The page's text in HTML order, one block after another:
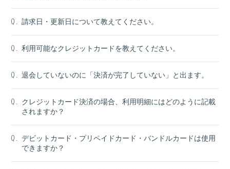
Q. 請求日・更新日について教えてください。
Q. 利用可能なクレジットカードを教えてください。
Q. 退会していないのに「決済が完了していない」と出ます。
Q. クレジットカード決済の場合、利用明細にはどのように記載
されますか？
Q. デビットカード・プリペイドカード・バンドルカードは使用
できますか？